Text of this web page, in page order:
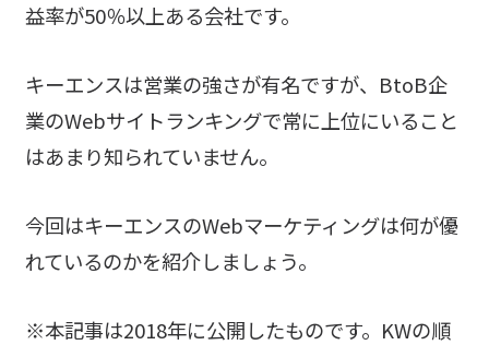
益率が50％以上ある会社です。
キーエンスは営業の強さが有名ですが、BtoB企
業のWebサイトランキングで常に上位にいること
はあまり知られていません。
今回はキーエンスのWebマーケティングは何が優
れているのかを紹介しましょう。
※本記事は2018年に公開したものです。KWの順